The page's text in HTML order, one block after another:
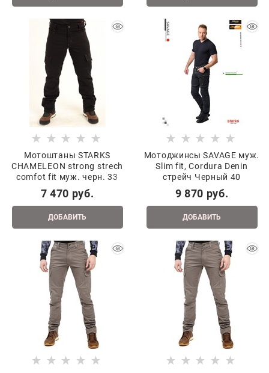
Мотоштаны STARKS
CHAMELEON strong strech
comfot fit муж. черн. 33
7 470 руб.
ДОБАВИТЬ
Мотоджинсы SAVAGE муж.
Slim fit, Cordura Denin
стрейч Черный 40
9 870 руб.
ДОБАВИТЬ